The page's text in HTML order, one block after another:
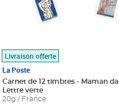
Livraison offerte
La Poste
Carnet de 12 timbres - Maman
Lettre verte
20g / France